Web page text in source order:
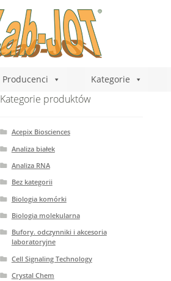
Producenci Kategorie
Kategorie produktów
Acepix Biosciences
Analiza białek
Analiza RNA
Bez kategorii
Biologia komórki
Biologia molekularna
Bufory. odczynniki i akcesoria
laboratoryjne
Cell Signaling Technology
Crystal Chem